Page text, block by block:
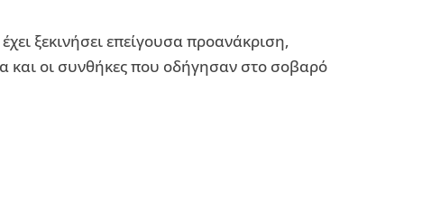
ξεκινήσει επείγουσα προανάκριση,
και οι συνθήκες που οδήγησαν στο σοβαρό